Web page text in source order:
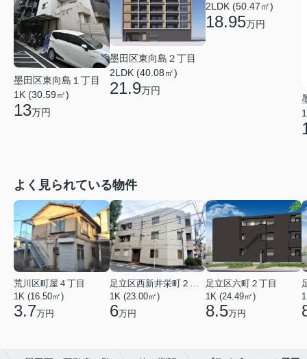
墨田区東向島１丁目
1K (30.59㎡)
13万円
墨田区東向島２丁目
2LDK (40.08㎡)
21.9万円
2LDK (50.47㎡)
18.95万円
よく見られている物件
荒川区町屋４丁目
1K (16.50㎡)
3.7万円
足立区西新井栄町２丁目
1K (23.00㎡)
6万円
足立区六町２丁目
1K (24.49㎡)
8.5万円